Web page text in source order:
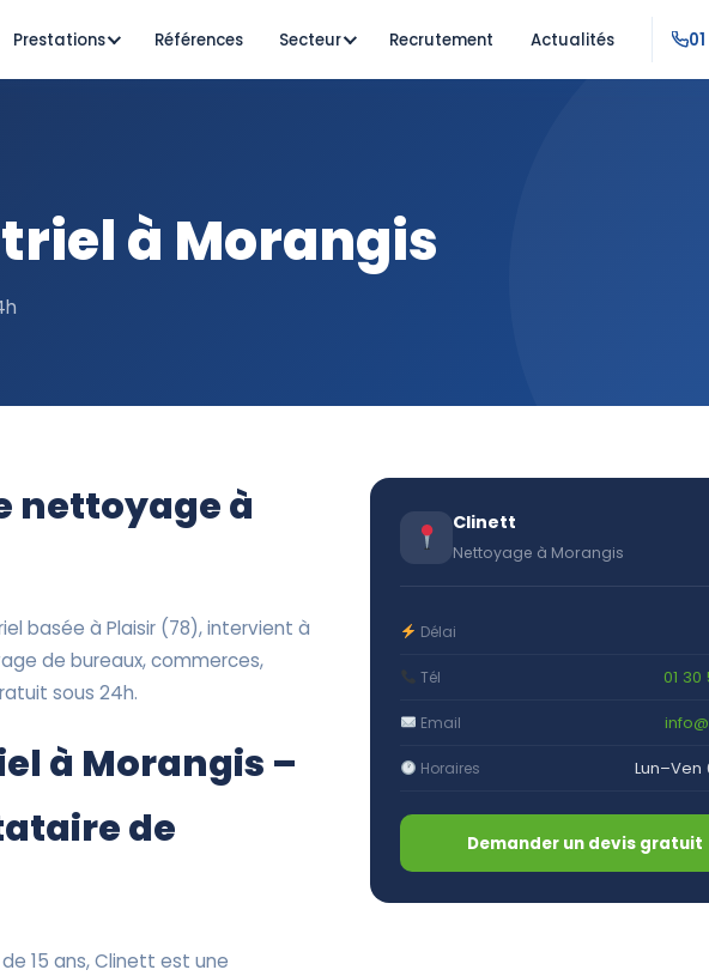
Prestations Références Secteur Recrutement Actualités
à Morangis
nettoyage à
basée à Plaisir (78), intervient à
de bureaux, commerces,
sous 24h.
à Morangis –
de
15 ans, Clinett est une
Clinett
Nettoyage à Morangis
Délai
Tél 01 30
Email
Horaires Lun–Ven
Demander un devis gratuit